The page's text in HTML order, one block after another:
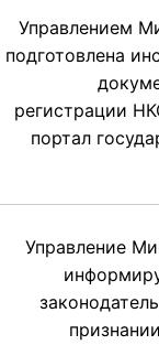
Управлением
подготовлена
регистрации
портал
Управление